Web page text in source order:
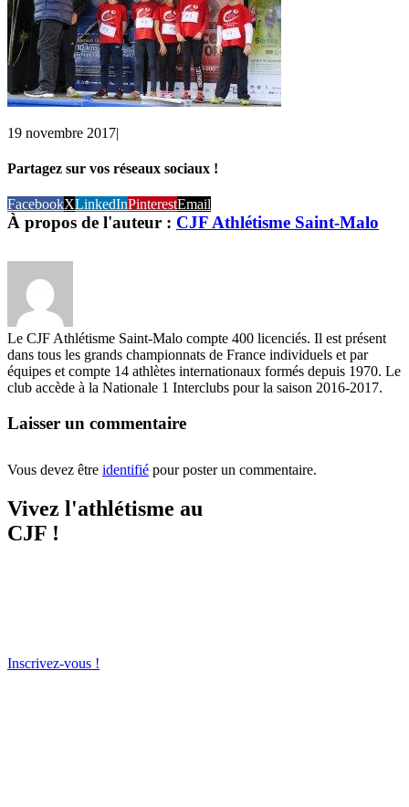
19 novembre 2017|
Partagez sur vos réseaux sociaux !
FacebookXLinkedInPinterestEmail
À propos de l'auteur : CJF Athlétisme Saint-Malo
Le CJF Athlétisme Saint-Malo compte 400 licenciés. Il est présent
dans tous les grands championnats de France individuels et par
équipes et compte 14 athlètes internationaux formés depuis 1970. Le
club accède à la Nationale 1 Interclubs pour la saison 2016-2017.
Laisser un commentaire
Vous devez être identifié pour poster un commentaire.
Vivez l'athlétisme au
CJF !
Inscrivez-vous !